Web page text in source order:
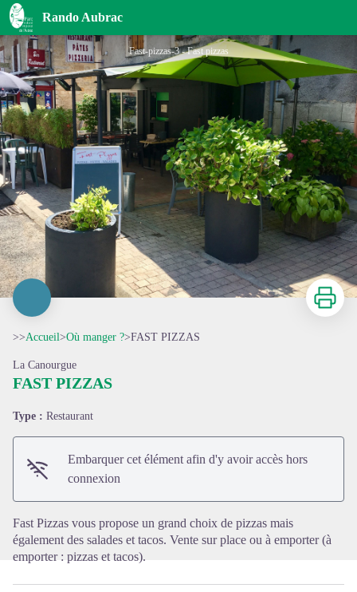
Rando Aubrac
FAST PIZZAS
Fast-pizzas-3 - Fast pizzas
Voir l'image en plein écran
Imprimer
>>Accueil>Où manger ?>FAST PIZZAS
La Canourgue
FAST PIZZAS
Type : Restaurant
Embarquer cet élément afin d'y avoir accès hors
connexion
Fast Pizzas vous propose un grand choix de pizzas mais
également des salades et tacos. Vente sur place ou à emporter (à
emporter : pizzas et tacos).